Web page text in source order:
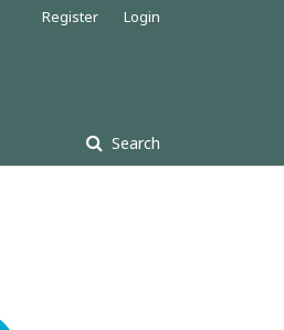
Search
Register Login